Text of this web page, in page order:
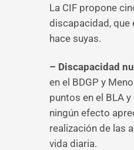
La CIF propone
discapacidad, que
hace suyas.
– Discapacidad
en el BDGP y
puntos en el BLA y
ningún efecto
realización de las
vida diaria.